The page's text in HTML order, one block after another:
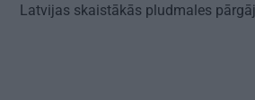
Latvijas skaistākās pludmales